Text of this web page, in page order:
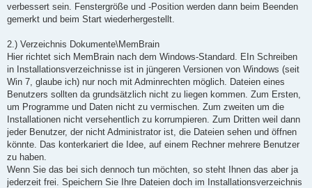
verbessert sein. Fenstergröße und -Position werden dann beim Beenden
gemerkt und beim Start wiederhergestellt.
2.) Verzeichnis Dokumente\MemBrain
Hier richtet sich MemBrain nach dem Windows-Standard. EIn Schreiben
in Installationsverzeichnisse ist in jüngeren Versionen von Windows (seit
Win 7, glaube ich) nur noch mit Adminrechten möglich. Dateien eines
Benutzers sollten da grundsätzlich nicht zu liegen kommen. Zum Ersten,
um Programme und Daten nicht zu vermischen. Zum zweiten um die
Installationen nicht versehentlich zu korrumpieren. Zum Dritten weil dann
jeder Benutzer, der nicht Administrator ist, die Dateien sehen und öffnen
könnte. Das konterkariert die Idee, auf einem Rechner mehrere Benutzer
zu haben.
Wenn Sie das bei sich dennoch tun möchten, so steht Ihnen das aber ja
jederzeit frei. Speichern Sie Ihre Dateien doch im Installationsverzeichnis